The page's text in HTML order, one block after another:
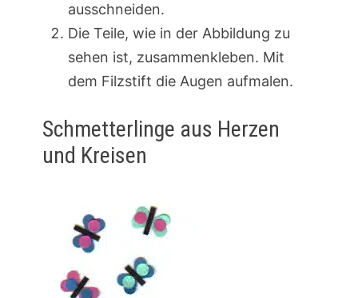
ausschneiden.
Die Teile, wie in der Abbildung zu
sehen ist, zusammenkleben. Mit
dem Filzstift die Augen aufmalen.
Schmetterlinge aus Herzen
und Kreisen